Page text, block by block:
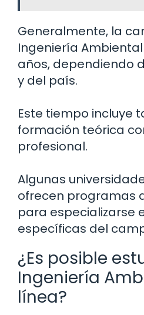
Generalmente, la
Ingeniería
años, dependiendo
y del país.
Este tiempo incluye
formación teórica
profesional.
Algunas
ofrecen programas
para especializarse
específicas del
¿Es posible
Ingeniería
línea?